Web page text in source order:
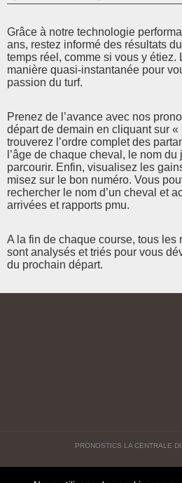
Grâce à notre technologie
ans, restez informé des résultats
temps réel, comme si vous y étiez.
manière quasi-instantanée pour
passion du turf.
Prenez de l’avance avec nos
départ de demain en cliquant sur «
trouverez l’ordre complet des
l’âge de chaque cheval, le nom
parcourir. Enfin, visualisez les
misez sur le bon numéro. Vous
rechercher le nom d’un cheval et
arrivées et rapports pmu.
A la fin de chaque course, tous les
sont analysés et triés pour vous
du prochain départ.
PRONOSTICS LA CENTRALE
ARTICLES INFOS LÉGALES